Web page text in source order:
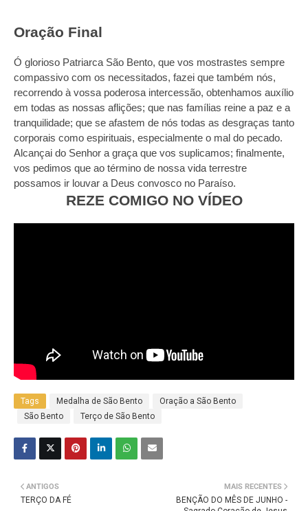
Oração Final
Ó glorioso Patriarca São Bento, que vos mostrastes sempre
compassivo com os necessitados, fazei que também nós,
recorrendo à vossa poderosa intercessão, obtenhamos auxílio
em todas as nossas aflições; que nas famílias reine a paz e a
tranquilidade; que se afastem de nós todas as desgraças tanto
corporais como espirituais, especialmente o mal do pecado.
Alcançai do Senhor a graça que vos suplicamos; finalmente,
vos pedimos que ao término de nossa vida terrestre
possamos ir louvar a Deus convosco no Paraíso.
REZE COMIGO NO VÍDEO
Tags Medalha de São Bento
Oração a São Bento
São Bento
Terço de São Bento
MAIS RECENTES
BENÇÃO DO MÊS DE JUNHO -
ANTIGOS
TERÇO DA FÉ